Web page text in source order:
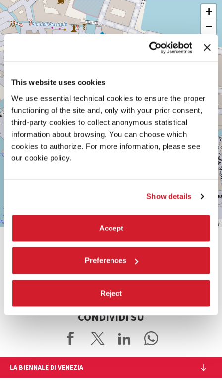
This website uses cookies
We use essential technical cookies to ensure the proper
functioning of the site and, only with your prior consent,
third-party cookies to collect anonymous statistical
information about browsing. You can choose which
cookies to authorize. For more information, please see
our cookie policy.
Show details
Accept
Preferences
Reject
TEATRO
PICCOLO
ARSENALE
SESTIERE
CASTELLO
CAMPO
DELLA
TANA,
2169/F
VENEZIA
TEL.
0415218711
info@labiennale.org
SCOPRI LA SEDE
+
−
contributors
CONDIVIDI SU
LA BIENNALE DI VENEZIA